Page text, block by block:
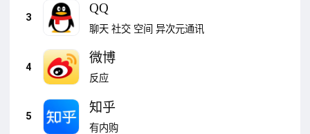
3
QQ
聊天 社交 空间 异次元通讯
4
微博
反应
5
知乎
有内购